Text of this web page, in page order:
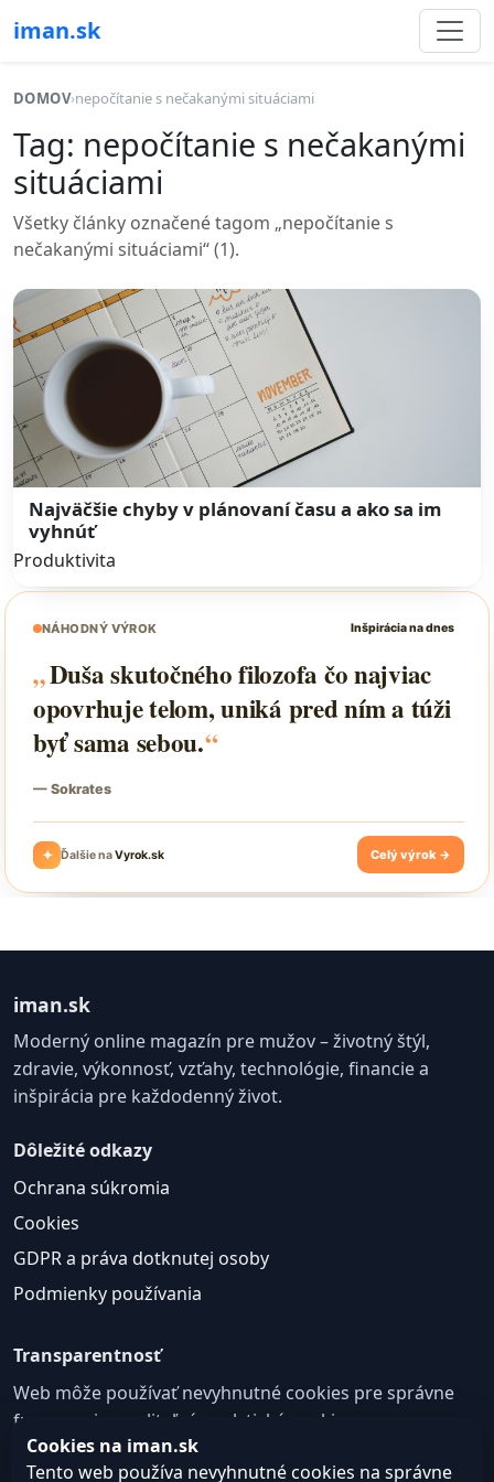
iman.sk
DOMOV›nepočítanie s nečakanými situáciami
Tag: nepočítanie s nečakanými
situáciami
Všetky články označené tagom „nepočítanie s
nečakanými situáciami“ (1).
Najväčšie chyby v plánovaní času a ako sa im
vyhnúť
Produktivita
iman.sk
Moderný online magazín pre mužov – životný štýl,
zdravie, výkonnosť, vzťahy, technológie, financie a
inšpirácia pre každodenný život.
Dôležité odkazy
Ochrana súkromia
Cookies
GDPR a práva dotknutej osoby
Podmienky používania
Transparentnosť
Web môže používať nevyhnutné cookies pre správne
fungovanie a voliteľné analytické cookies na
zlepšovanie obsahu a používateľskej skúsenosti.
Cookies na iman.sk
Tento web používa nevyhnutné cookies na správne